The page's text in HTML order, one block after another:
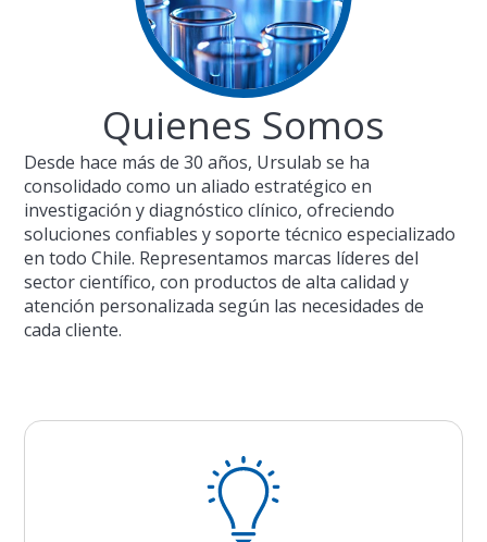
Quienes Somos
Desde hace más de 30 años, Ursulab se ha
consolidado como un aliado estratégico en
investigación y diagnóstico clínico, ofreciendo
soluciones confiables y soporte técnico especializado
en todo Chile. Representamos marcas líderes del
sector científico, con productos de alta calidad y
atención personalizada según las necesidades de
cada cliente.